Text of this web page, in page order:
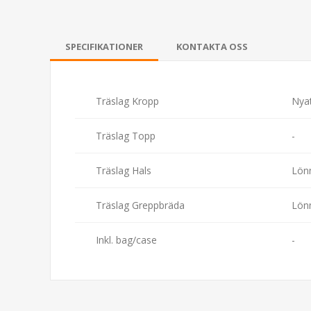
SPECIFIKATIONER KONTAKTA OSS
Träslag Kropp
Träslag Topp -
Träslag Hals
Träslag Greppbräda
Inkl. bag/case -